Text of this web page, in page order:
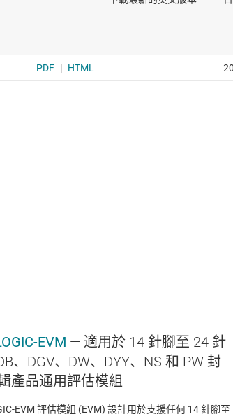
EVM — 適用於 14 針腳至 24 針
、DGV、DW、DYY、NS 和 PW 封
產品通用評估模組
EVM 評估模組 (EVM) 設計用於支援任何 14 針腳至